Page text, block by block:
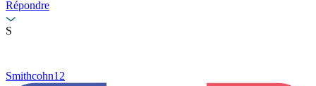
Répondre
S
Smithcohn12